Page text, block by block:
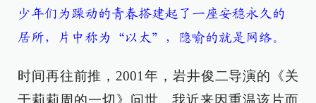
少年们为躁动的青春搭建起了一座安稳永久的
居所，片中称为“以太”，隐喻的就是网络。
时间再往前推，2001年，岩井俊二导演的《关
于莉莉周的一切》问世。我近来因重温该片而